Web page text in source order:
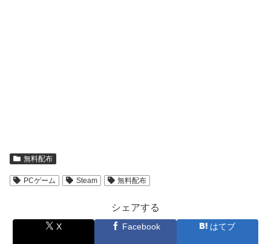
無料配布
PCゲーム Steam 無料配布
シェアする
X Facebook はてブ